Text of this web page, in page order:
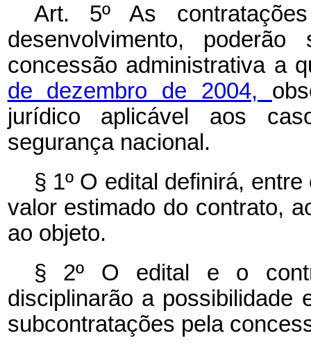
Art. 5º As
desenvolvimento,
concessão administrativa a
de dezembro de 2004,
jurídico aplicável aos
segurança nacional.
§ 1º O edital definirá,
valor estimado do contrato,
ao objeto.
§ 2º O edital e o
disciplinarão a possibilidade
subcontratações pela